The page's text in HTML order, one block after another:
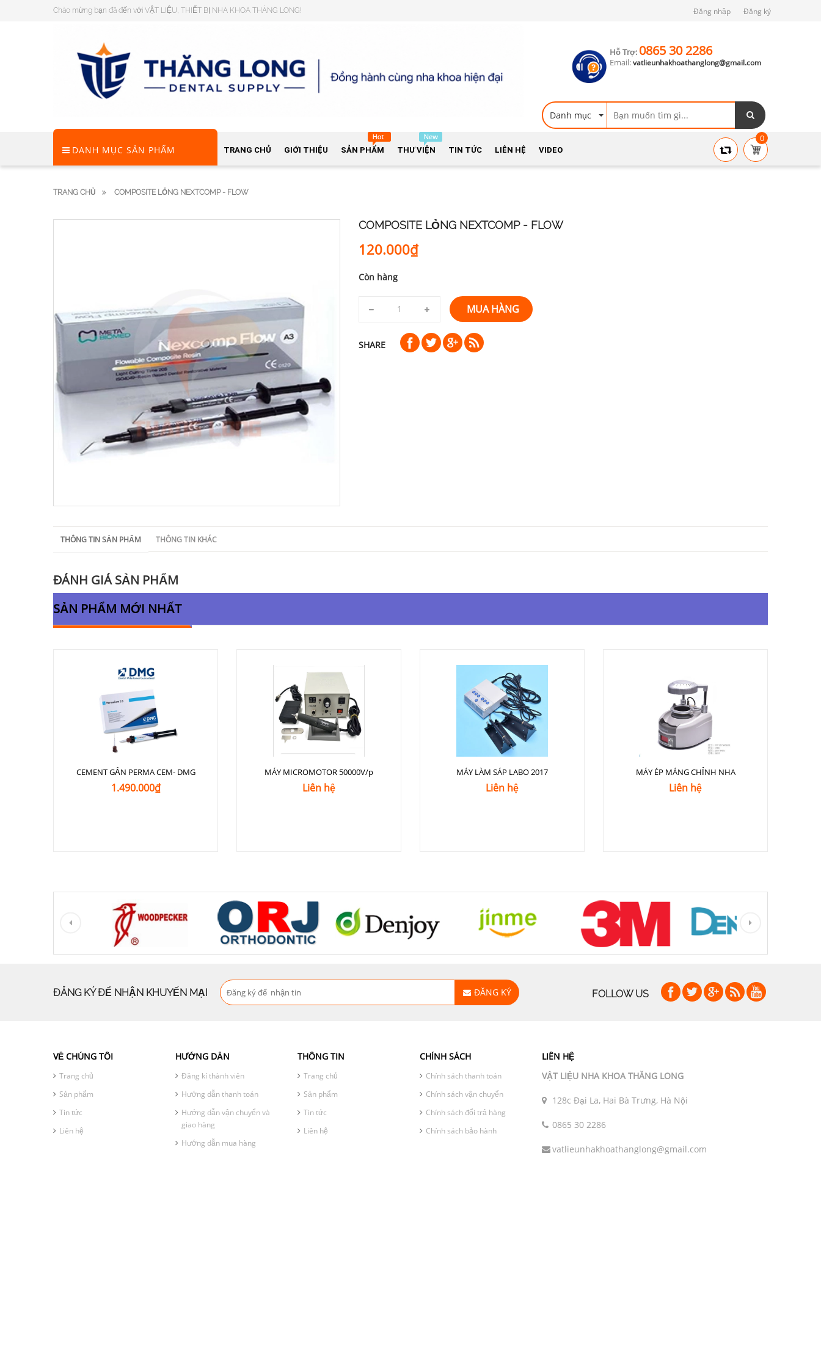
Chào mừng bạn đã đến với VẬT LIỆU, THIẾT BỊ NHA KHOA THĂNG LONG! Đăng nhập Đăng ký
Hỗ Trợ: 0865 30 2286
Email:vatlieunhakhoathanglong@gmail.com
Danh mục
DANH MỤC SẢN PHẨM TRANG CHỦ GIỚI THIỆU SẢN PHẨM THƯ VIỆN TIN TỨC LIÊN HỆ VIDEO
0
TRANG CHỦ COMPOSITE LỎNG NEXTCOMP - FLOW
COMPOSITE LỎNG NEXTCOMP - FLOW
120.000₫
Còn hàng
MUA HÀNG
SHARE
THÔNG TIN SẢN PHẨM THÔNG TIN KHÁC
ĐÁNH GIÁ SẢN PHẨM
SẢN PHẨM MỚI NHẤT
CEMENT GẮN PERMA CEM- DMG
1.490.000₫
MÁY MICROMOTOR 50000V/p
Liên hệ
MÁY LÀM SÁP LABO 2017
Liên hệ
MÁY ÉP MÁNG CHỈNH NHA
Liên hệ
ĐĂNG KÝ ĐỂ NHẬN KHUYẾN MẠI ĐĂNG KÝ FOLLOW US
VỀ CHÚNG TÔI
Trang chủ
Sản phẩm
Tin tức
Liên hệ
HƯỚNG DẪN
Đăng kí thành viên
Hướng dẫn thanh toán
Hướng dẫn vận chuyển và
giao hàng
Hướng dẫn mua hàng
THÔNG TIN
Trang chủ
Sản phẩm
Tin tức
Liên hệ
CHÍNH SÁCH
Chính sách thanh toán
Chính sách vận chuyển
Chính sách đổi trả hàng
Chính sách bảo hành
LIÊN HỆ
VẬT LIỆU NHA KHOA THĂNG LONG
128c Đại La, Hai Bà Trưng, Hà Nội
0865 30 2286
vatlieunhakhoathanglong@gmail.com